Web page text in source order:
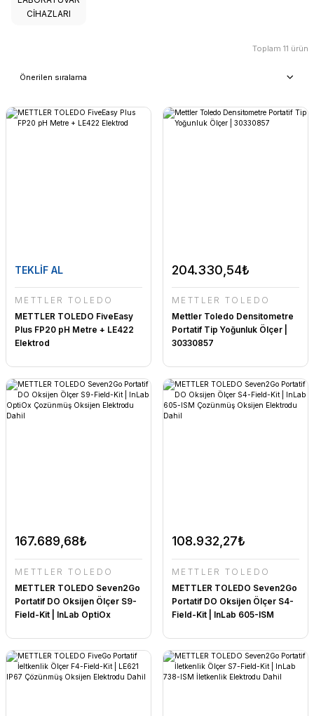
CİHAZLARI
Toplam 11 ürün
TEKLİF AL
METTLER TOLEDO
METTLER TOLEDO FiveEasy
Plus FP20 pH Metre + LE422
Elektrod
204.330,54₺
METTLER TOLEDO
Mettler Toledo Densitometre
Portatif Tip Yoğunluk Ölçer |
30330857
167.689,68₺
METTLER TOLEDO
METTLER TOLEDO Seven2Go
Portatif DO Oksijen Ölçer S9-
Field-Kit | InLab OptiOx
Dahil
108.932,27₺
METTLER TOLEDO
METTLER TOLEDO Seven2Go
Portatif DO Oksijen Ölçer S4-
Field-Kit | InLab 605-ISM
Dahil